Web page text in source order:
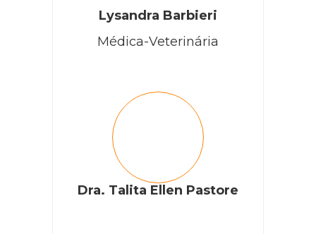
Lysandra Barbieri
Médica-Veterinária
Dra. Talita Ellen Pastore